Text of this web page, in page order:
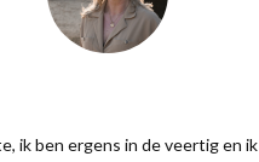
ik ben ergens in de veertig en ik